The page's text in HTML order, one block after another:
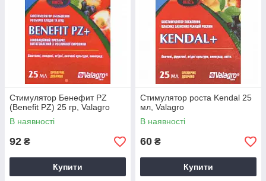
Стимулятор Бенефит PZ
(Benefit PZ) 25 гр, Valagro
В наявності
92 ₴
Купити
Стимулятор роста Kendal 25
мл, Valagro
В наявності
60 ₴
Купити